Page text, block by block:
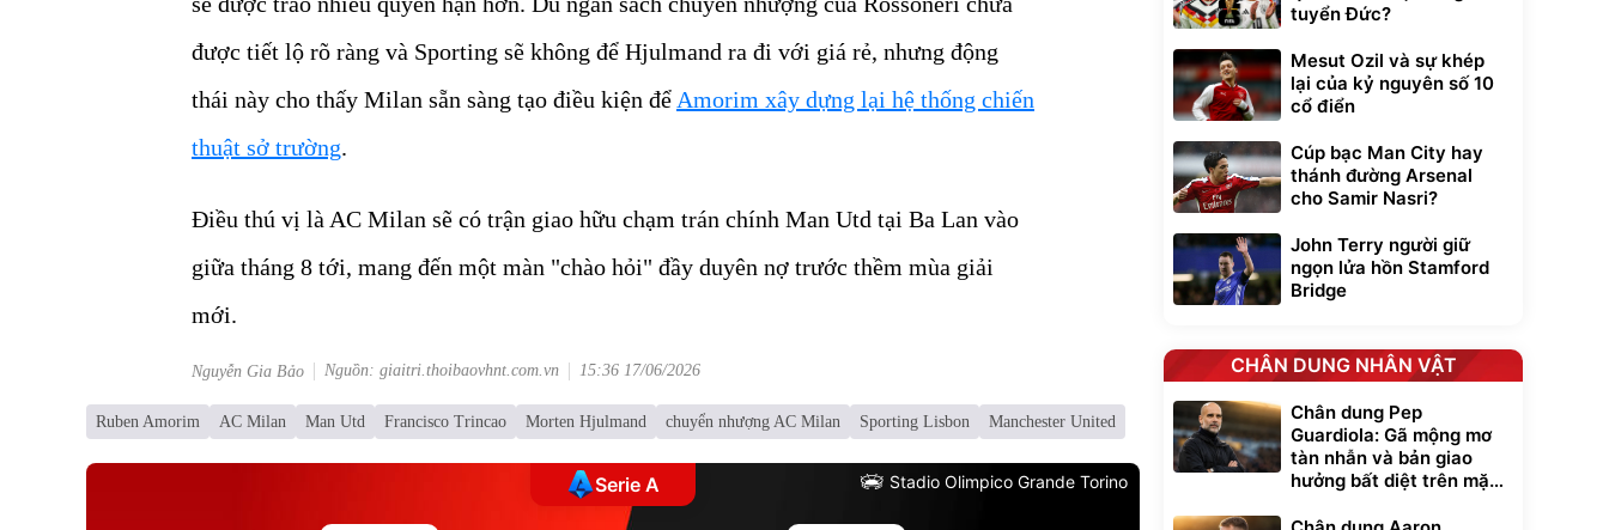
được tiết lộ rõ ràng và Sporting sẽ không để Hjulmand ra đi với giá rẻ, nhưng động
thái này cho thấy Milan sẵn sàng tạo điều kiện để Amorim xây dựng lại hệ thống chiến
thuật sở trường.
Điều thú vị là AC Milan sẽ có trận giao hữu chạm trán chính Man Utd tại Ba Lan vào
giữa tháng 8 tới, mang đến một màn "chào hỏi" đầy duyên nợ trước thềm mùa giải
mới.
Nguyễn Gia Bảo Nguồn: giaitri.thoibaovhnt.com.vn 15:36 17/06/2026
Ruben Amorim AC Milan Man Utd Francisco Trincao Morten Hjulmand chuyển nhượng AC Milan Sporting Lisbon Manchester United
Serie A Stadio Olimpico Grande Torino
tuyển Đức?
Mesut Ozil và sự khép
lại của kỷ nguyên số 10
cổ điển
Cúp bạc Man City hay
thánh đường Arsenal
cho Samir Nasri?
John Terry người giữ
ngọn lửa hồn Stamford
Bridge
CHÂN DUNG NHÂN VẬT
Chân dung Pep
Guardiola: Gã mộng mơ
tàn nhẫn và bản giao
hưởng bất diệt trên mặt